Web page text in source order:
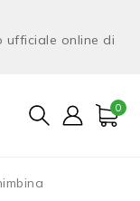
ufficiale online di
0